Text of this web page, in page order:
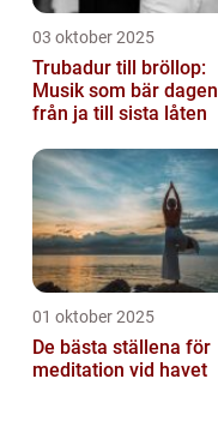
03 oktober 2025
Trubadur till bröllop:
Musik som bär dagen
från ja till sista låten
01 oktober 2025
De bästa ställena för
meditation vid havet